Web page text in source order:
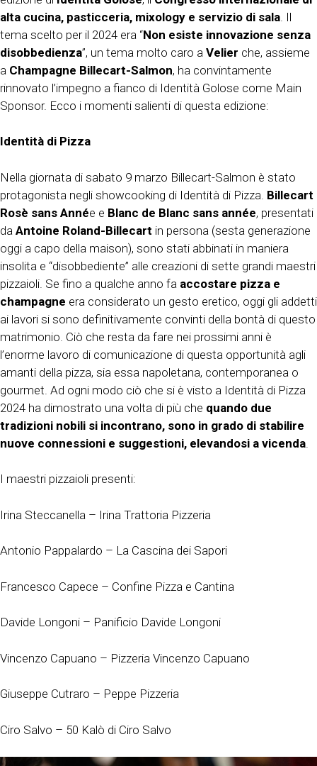
alta cucina, pasticceria, mixology e servizio di sala . Il
tema scelto per il 2024 era “Non esiste innovazione senza
disobbedienza”, un tema molto caro a Velier che, assieme
a Champagne Billecart-Salmon, ha convintamente
rinnovato l’impegno a fianco di Identità Golose come Main
Sponsor. Ecco i momenti salienti di questa edizione:
Identità di Pizza
Nella giornata di sabato 9 marzo Billecart-Salmon è stato
protagonista negli showcooking di Identità di Pizza. Billecart
Rosè sans Année e Blanc de Blanc sans année, presentati
da Antoine Roland-Billecart in persona (sesta generazione
oggi a capo della maison), sono stati abbinati in maniera
insolita e “disobbediente” alle creazioni di sette grandi maestri
pizzaioli. Se fino a qualche anno fa accostare pizza e
champagne era considerato un gesto eretico, oggi gli addetti
ai lavori si sono definitivamente convinti della bontà di questo
matrimonio. Ciò che resta da fare nei prossimi anni è
l’enorme lavoro di comunicazione di questa opportunità agli
amanti della pizza, sia essa napoletana, contemporanea o
gourmet. Ad ogni modo ciò che si è visto a Identità di Pizza
2024 ha dimostrato una volta di più che quando due
tradizioni nobili si incontrano, sono in grado di stabilire
nuove connessioni e suggestioni, elevandosi a vicenda
I maestri pizzaioli presenti:
Irina Steccanella – Irina Trattoria Pizzeria
Antonio Pappalardo – La Cascina dei Sapori
Francesco Capece – Confine Pizza e Cantina
Davide Longoni – Panificio Davide Longoni
Vincenzo Capuano – Pizzeria Vincenzo Capuano
Giuseppe Cutraro – Peppe Pizzeria
Ciro Salvo – 50 Kalò di Ciro Salvo